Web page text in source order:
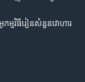
ម្មវិធី​រៀន​សំនួន​វោហារ​